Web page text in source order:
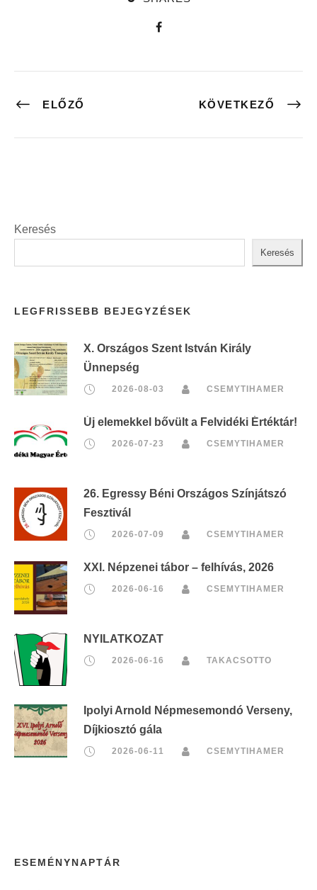
ELŐZŐ KÖVETKEZŐ
Keresés
Keresés
LEGFRISSEBB BEJEGYZÉSEK
X. Országos Szent István Király
Ünnepség
2026-08-03 CSEMYTIHAMER
Új elemekkel bővült a Felvidéki Értéktár!
2026-07-23 CSEMYTIHAMER
26. Egressy Béni Országos Színjátszó
Fesztivál
2026-07-09 CSEMYTIHAMER
XXI. Népzenei tábor – felhívás, 2026
2026-06-16 CSEMYTIHAMER
NYILATKOZAT
2026-06-16 TAKACSOTTO
Ipolyi Arnold Népmesemondó Verseny,
Díjkiosztó gála
2026-06-11 CSEMYTIHAMER
ESEMÉNYNAPTÁR